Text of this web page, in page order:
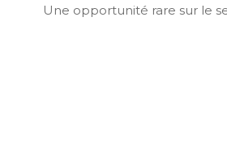
Une opportunité rare sur le